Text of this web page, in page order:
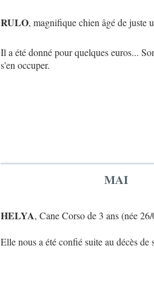
RULO, magnifique chien âgé de juste
Il a été donné pour quelques euros...
s'en occuper.
MAI
HELYA, Cane Corso de 3 ans (née
Elle nous a été confié suite au décès de